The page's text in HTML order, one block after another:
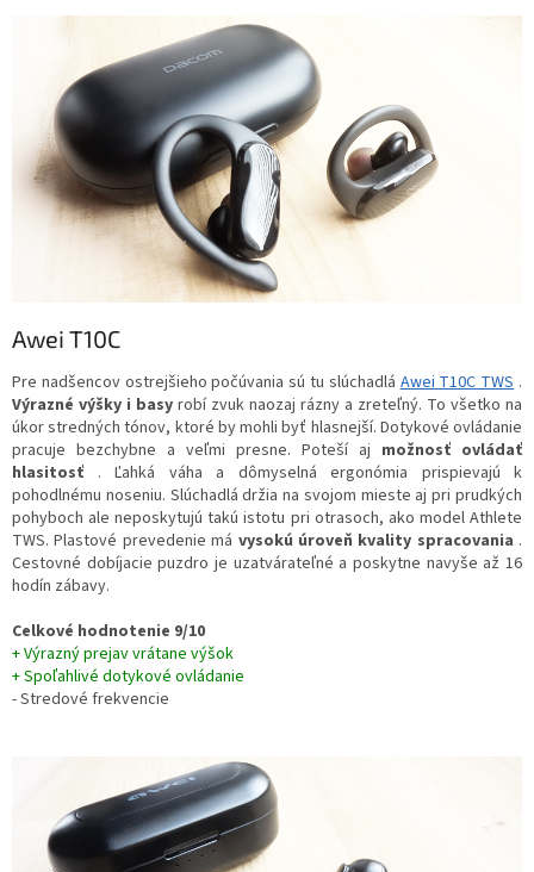
Awei T10C
Pre nadšencov ostrejšieho počúvania sú tu slúchadlá Awei T10C TWS .
Výrazné výšky i basy robí zvuk naozaj rázny a zreteľný. To všetko na
úkor stredných tónov, ktoré by mohli byť hlasnejší. Dotykové ovládanie
pracuje bezchybne a veľmi presne. Poteší aj možnosť ovládať
hlasitosť . Ľahká váha a dômyselná ergonómia prispievajú k
pohodlnému noseniu. Slúchadlá držia na svojom mieste aj pri prudkých
pohyboch ale neposkytujú takú istotu pri otrasoch, ako model Athlete
TWS. Plastové prevedenie má vysokú úroveň kvality spracovania .
Cestovné dobíjacie puzdro je uzatvárateľné a poskytne navyše až 16
hodín zábavy.
Celkové hodnotenie 9/10
+ Výrazný prejav vrátane výšok
+ Spoľahlivé dotykové ovládanie
- Stredové frekvencie